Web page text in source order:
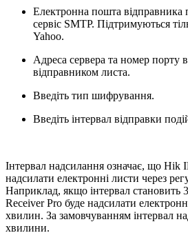
Електронна пошта відправника
сервіс SMTP. Підтримуються
Yahoo.
Адреса сервера та номер порту
відправником листа.
Введіть тип шифрування.
Введіть інтервал відправки
Інтервал надсилання означає, що Hik
надсилати електронні листи через
Наприклад, якщо інтервал становить
Receiver Pro буде надсилати
хвилин. За замовчуванням інтервал
хвилини.